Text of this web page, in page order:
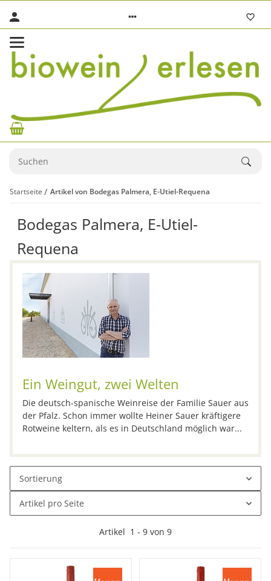
Startseite Artikel von Bodegas Palmera, E-Utiel-Requena
Bodegas Palmera, E-Utiel-
Requena
Ein Weingut, zwei Welten
Die deutsch-spanische Weinreise der Familie Sauer aus
der Pfalz. Schon immer wollte Heiner Sauer kräftigere
Rotweine keltern, als es in Deutschland möglich war...
Sortierung
Artikel pro Seite
Artikel 1 - 9 von 9